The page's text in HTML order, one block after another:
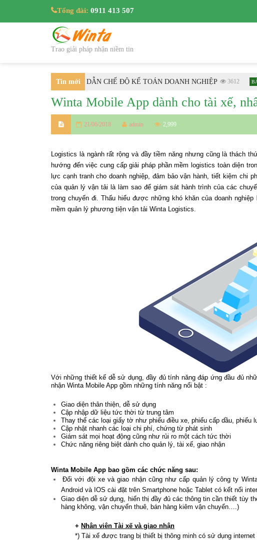
Tổng đài: 0911 413 507
Trao giải pháp nhận niềm tin
Tin mới
nhất
2025/TT-BTC HƯỚNG DẪN CHẾ ĐỘ KẾ TOÁN DOANH NGHIỆP 3612 BÁN
Winta Mobile App dành cho tài xế,
21/06/2018 admin 2,999
Logistics là ngành rất rộng và đầy tiềm năng nhưng cũng là thách
hướng đến việc cung cấp giải pháp phần mềm logistics toàn diện
lực cạnh tranh cho doanh nghiệp, đảm bảo vận hành, tiết kiệm chi
của quản lý vận tải là làm sao để giám sát hành trình của các
trong chuyến đi. Thấu hiểu được những khó khăn của doanh
mềm quản lý phương tiện vận tải Winta Logistics.
Với những thiết kế dễ sử dụng, đầy đủ tính năng đáp ứng đầu đủ
nhận Winta Mobile App gồm những tính năng nổi bật :
Giao diện thân thiện, dễ sử dụng
Cập nhập dữ liệu tức thời từ trung tâm
Thay thế các loại giấy tờ như phiếu điều xe, phiếu cấp dầu, phiếu
Cập nhật nhanh các loại chi phí, chứng từ phát sinh
Giám sát mọi hoạt động cũng như rủi ro một cách tức thời
Chức năng riêng biệt dành cho quản lý, tài xế, giao nhận
Winta Mobile App bao gồm các chức năng sau:
Đối với đội xe và giao nhận cũng như cấp quản lý công ty
Android và IOS cài đặt trên Smartphone hoặc Tablet có kết nối
Giao diện dễ sử dụng, hiển thị đầy đủ các thông tin cần thiết tùy
hàng không, vận chuyển thuê, bán hàng kiêm vận chuyển….)
+ Nhân viên Tài xế và giao nhận
*) Tài xế được trang bị thiết bị thông minh có sử dụng